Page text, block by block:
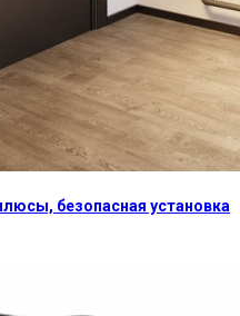
безопасная установка